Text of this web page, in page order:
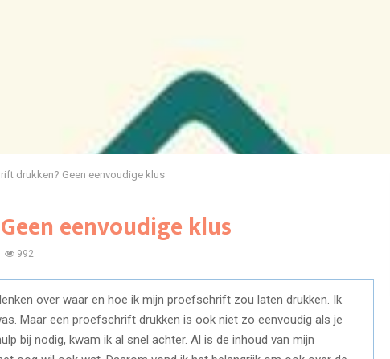
drukken? Geen eenvoudige klus
eenvoudige klus
992
over waar en hoe ik mijn proefschrift zou laten drukken. Ik
Maar een proefschrift drukken is ook niet zo eenvoudig als je
bij nodig, kwam ik al snel achter. Al is de inhoud van mijn